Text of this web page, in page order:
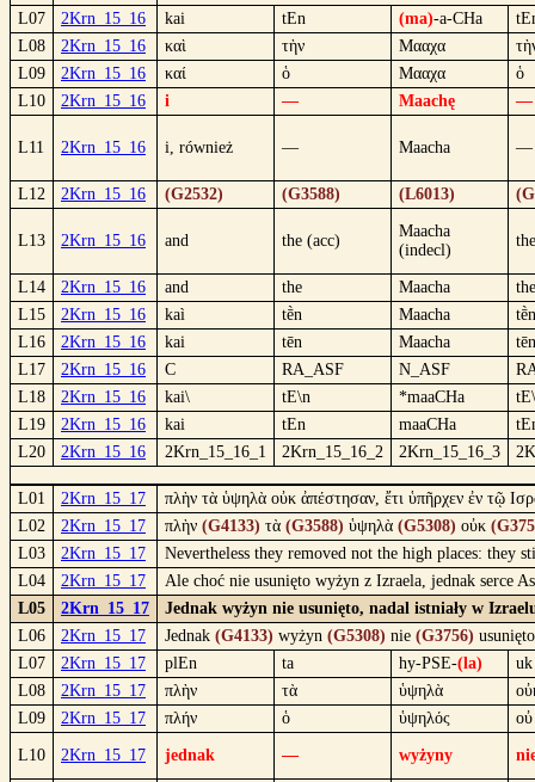
L07
2Krn_15_16 kai tEn (ma)-a-CHa
L08
2Krn_15_16 καὶ τὴν Μααχα
L09
2Krn_15_16 καί ὁ Μααχα
ὁ
L10
2Krn_15_16 i — Maachę —
L11 2Krn_15_16 i, również — Maacha —
L12 2Krn_15_16 (G2532) (G3588) (L6013)
L13 2Krn_15_16 and the (acc)
Maacha
(indecl)
L14 2Krn_15_16 and the Maacha
the
L15
2Krn_15_16 kaì tḕn Maacha
tḕn
L16
2Krn_15_16 kai tēn Maacha
tēn
L17
2Krn_15_16 C RA_ASF N_ASF
L18
2Krn_15_16 kai\ tE\n *maaCHa
L19
2Krn_15_16 kai tEn maaCHa
L20
2Krn_15_16 2Krn_15_16_1 2Krn_15_16_2 2Krn_15_16_3
L01 2Krn_15_17
πλὴν τὰ ὑψηλὰ οὐκ ἀπέστησαν, ἔτι ὑπῆρχεν ἐν τῷ
L02
2Krn_15_17 πλὴν (G4133) τὰ (G3588) ὑψηλὰ (G5308) οὐκ
L03
2Krn_15_17
Nevertheless they removed not the high places: they
L04
2Krn_15_17
Ale choć nie usunięto wyżyn z Izraela, jednak serce
L05
2Krn_15_17
Jednak wyżyn nie usunięto, nadal istniały w
L06
2Krn_15_17 Jednak (G4133) wyżyn (G5308) nie (G3756)
L07
2Krn_15_17 plEn ta hy-PSE-(la)
uk
L08
2Krn_15_17 πλὴν τὰ ὑψηλὰ
L09
2Krn_15_17 πλήν ὁ ὑψηλός οὐ
L10 2Krn_15_17 jednak — wyżyny